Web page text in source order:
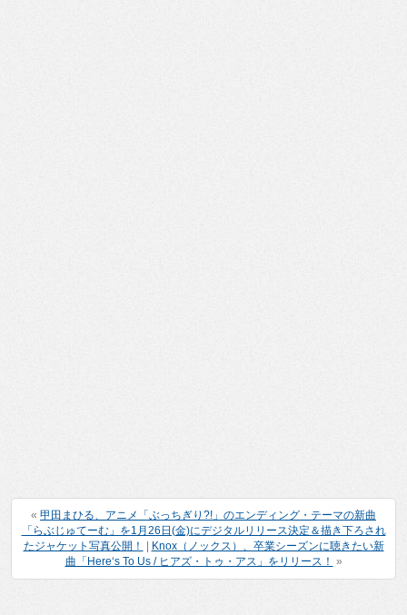
« 甲田まひる、アニメ「ぶっちぎり?!」のエンディング・テーマの新曲
「らぶじゅてーむ」を1月26日(金)にデジタルリリース決定＆描き下ろされ
たジャケット写真公開！
Knox（ノックス）、卒業シーズンに聴きたい新
曲「Here‘s To Us / ヒアズ・トゥ・アス」をリリース！ »